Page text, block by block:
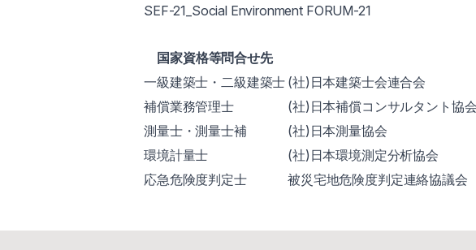
SEF-21_Social Environment FORUM-21
国家資格等問合せ先
一級建築士・二級建築士 (社)日本建築士会連合会
補償業務管理士
(社)日本補償コンサルタント協会
測量士・測量士補
(社)日本測量協会
環境計量士
(社)日本環境測定分析協会
応急危険度判定士
被災宅地危険度判定連絡協議会